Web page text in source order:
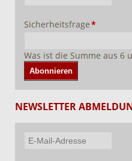
Adresse
Pflichtfeld
Sicherheitsfrage*
Was ist die Summe aus 6
Abonnieren
NEWSLETTER